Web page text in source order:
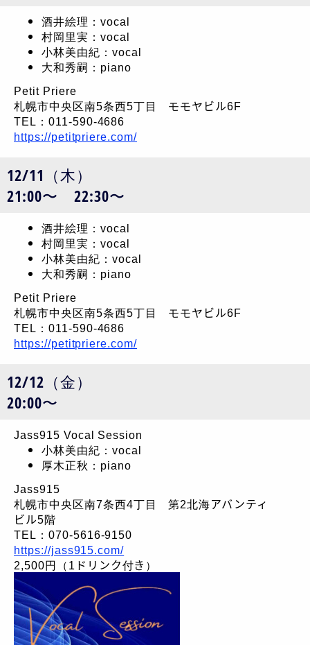
酒井絵理：vocal
村岡里実：vocal
小林美由紀：vocal
大和秀嗣：piano
Petit Priere
札幌市中央区南5条西5丁目 モモヤビル6F
TEL：011-590-4686
https://petitpriere.com/
12/11（木）
21:00〜 22:30〜
酒井絵理：vocal
村岡里実：vocal
小林美由紀：vocal
大和秀嗣：piano
Petit Priere
札幌市中央区南5条西5丁目 モモヤビル6F
TEL：011-590-4686
https://petitpriere.com/
12/12（金）
20:00〜
Jass915 Vocal Session
小林美由紀：vocal
厚木正秋：piano
Jass915
札幌市中央区南7条西4丁目 第2北海アバンティ
ビル5階
TEL：070-5616-9150
https://jass915.com/
2,500円（1ドリンク付き）